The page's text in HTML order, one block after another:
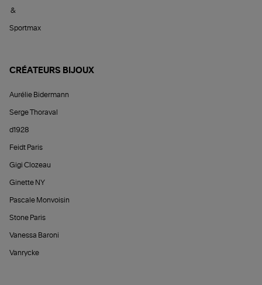
&
Sportmax
CRÉATEURS BIJOUX
Aurélie Bidermann
Serge Thoraval
d1928
Feidt Paris
Gigi Clozeau
Ginette NY
Pascale Monvoisin
Stone Paris
Vanessa Baroni
Vanrycke